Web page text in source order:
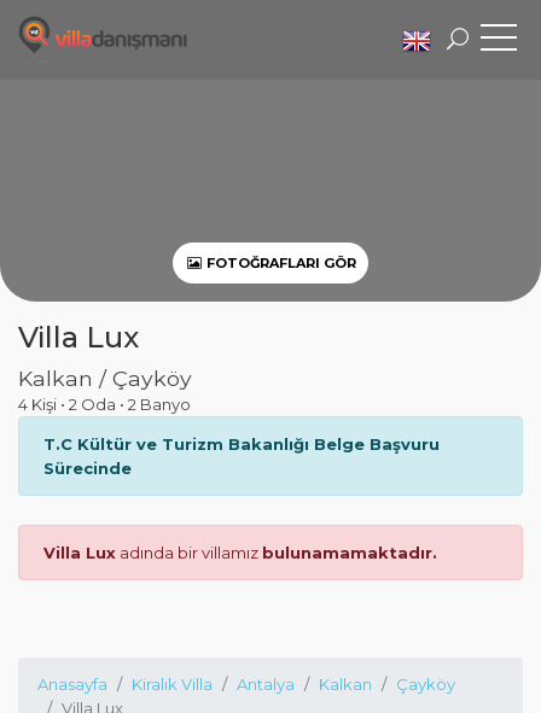
FOTOĞRAFLARI GÖR
Villa Lux
Kalkan / Çayköy
4 Kişi • 2 Oda • 2 Banyo
T.C Kültür ve Turizm Bakanlığı Belge Başvuru
Sürecinde
Villa Lux adında bir villamız bulunamamaktadır.
Anasayfa Kiralık Villa Antalya Kalkan
Çayköy
Villa Lux